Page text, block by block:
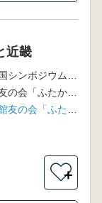
近畿
ふたかみ邪馬台国シンポジウム13
香芝市二上山博物館友の会「ふたかみ史遊会」 編
香芝市二上山博物館友の会「ふたかみ史遊会」
＋